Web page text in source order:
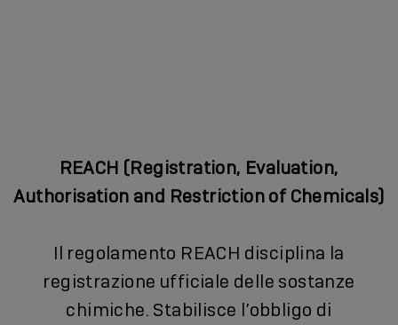
REACH (Registration, Evaluation,
Authorisation and Restriction of Chemicals)
Il regolamento REACH disciplina la
registrazione ufficiale delle sostanze
chimiche. Stabilisce l’obbligo di